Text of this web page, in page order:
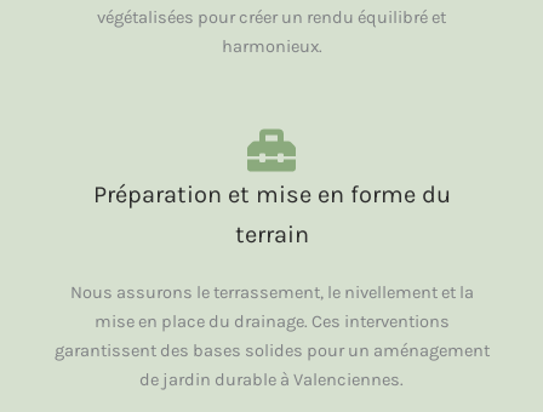
végétalisées pour créer un rendu équilibré et
harmonieux.
Préparation et mise en forme du
terrain
Nous assurons le terrassement, le nivellement et la
mise en place du drainage. Ces interventions
garantissent des bases solides pour un aménagement
de jardin durable à Valenciennes.